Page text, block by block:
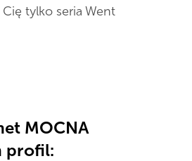
tylko seria Went
MOCNA
profil: